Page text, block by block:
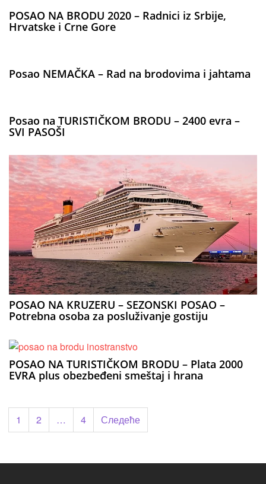
POSAO NA BRODU 2020 – Radnici iz Srbije,
Hrvatske i Crne Gore
Posao NEMAČKA – Rad na brodovima i jahtama
Posao na TURISTIČKOM BRODU – 2400 evra –
SVI PASOŠI
POSAO NA KRUZERU – SEZONSKI POSAO –
Potrebna osoba za posluživanje gostiju
POSAO NA TURISTIČKOM BRODU – Plata 2000
EVRA plus obezbeđeni smeštaj i hrana
Пагинација
чланака
1 2 … 4 Следеће